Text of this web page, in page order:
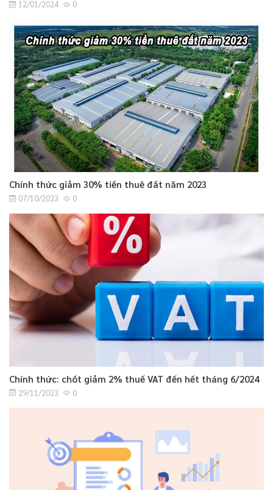
12/01/2024 0
Chính thức giảm 30% tiền thuê đất năm 2023
07/10/2023 0
Chính thức: chốt giảm 2% thuế VAT đến hết tháng 6/2024
29/11/2023 0